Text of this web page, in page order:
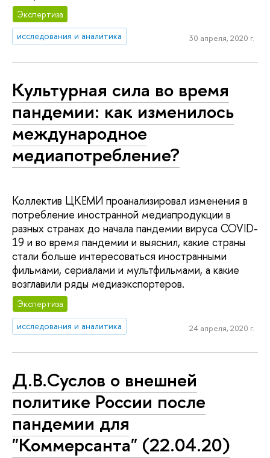
Экспертиза
исследования и аналитика
30 апреля, 2020 г.
Культурная сила во время
пандемии: как изменилось
международное
медиапотребление?
Коллектив ЦКЕМИ проанализировал изменения в
потребление иностранной медиапродукции в
разных странах до начала пандемии вируса COVID-
19 и во время пандемии и выяснил, какие страны
стали больше интересоваться иностранными
фильмами, сериалами и мультфильмами, а какие
возглавили ряды медиаэкспортеров.
Экспертиза
исследования и аналитика
24 апреля, 2020 г.
Д.В.Суслов о внешней
политике России после
пандемии для
"Коммерсанта" (22.04.20)